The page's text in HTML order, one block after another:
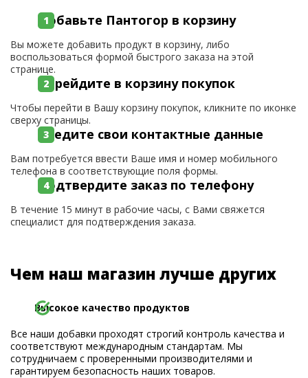
Добавьте Пантогор в корзину
Вы можете добавить продукт в корзину, либо
воспользоваться формой быстрого заказа на этой
странице.
Перейдите в корзину покупок
Чтобы перейти в Вашу корзину покупок, кликните по иконке
сверху страницы.
Введите свои контактные данные
Вам потребуется ввести Ваше имя и номер мобильного
телефона в соответствующие поля формы.
Подтвердите заказ по телефону
В течение 15 минут в рабочие часы, с Вами свяжется
специалист для подтверждения заказа.
Чем наш магазин лучше других
Высокое качество продуктов
Все наши добавки проходят строгий контроль качества и
соответствуют международным стандартам. Мы
сотрудничаем с проверенными производителями и
гарантируем безопасность наших товаров.